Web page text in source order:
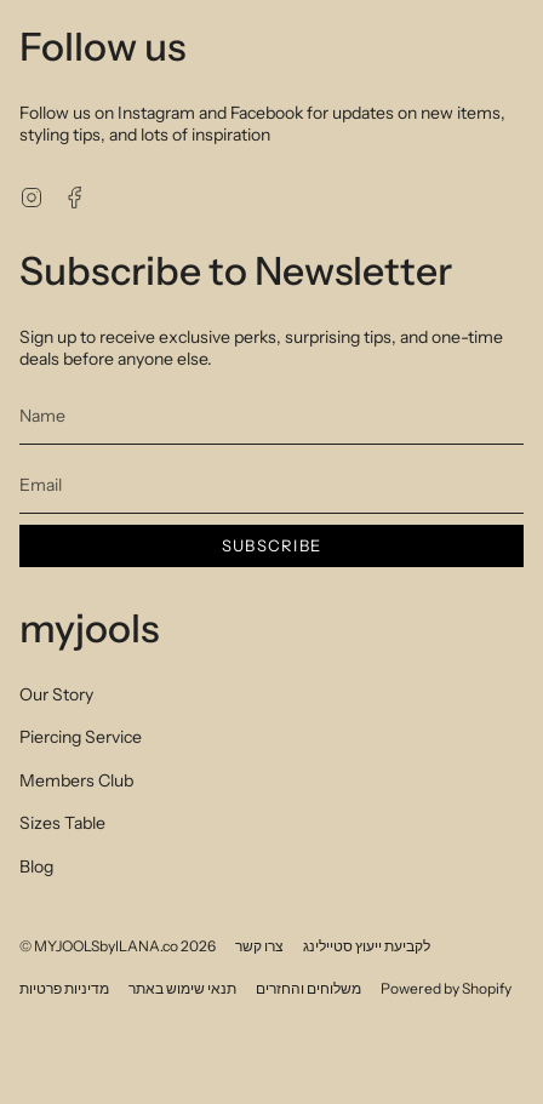
Follow us
Follow us on Instagram and Facebook for updates on new items,
styling tips, and lots of inspiration
Instagram
Subscribe to Newsletter
Sign up to receive exclusive perks, surprising tips, and one-time
deals before anyone else.
SUBSCRIBE
myjools
Our Story
Piercing Service
Members Club
Sizes Table
Blog
© MYJOOLSbyILANA.co 2026 צרו קשר לקביעת ייעוץ סטיילינג
מדיניות פרטיות תנאי שימוש באתר משלוחים והחזרים Powered by Shopify